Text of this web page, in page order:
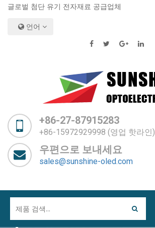
글로벌 첨단 유기 전자재료 공급업체
언어
+86-27-87915283
+86-15972929998 (영업 핫라인)
우편으로 보내세요
sales@sunshine-oled.com